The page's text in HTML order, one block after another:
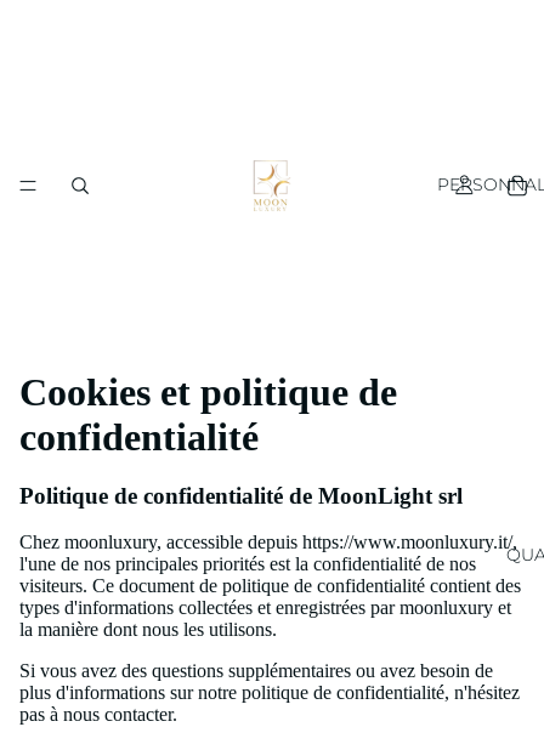
Cookies et politique de
confidentialité
Politique de confidentialité de MoonLight srl
Chez moonluxury, accessible depuis https://www.moonluxury.it/,
l'une de nos principales priorités est la confidentialité de nos
visiteurs. Ce document de politique de confidentialité contient des
types d'informations collectées et enregistrées par moonluxury et
la manière dont nous les utilisons.
Si vous avez des questions supplémentaires ou avez besoin de
plus d'informations sur notre politique de confidentialité, n'hésitez
pas à nous contacter.